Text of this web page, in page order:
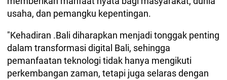
usaha, dan pemangku kepentingan.
"Kehadiran .Bali diharapkan menjadi tonggak penting
dalam transformasi digital Bali, sehingga
pemanfaatan teknologi tidak hanya mengikuti
perkembangan zaman, tetapi juga selaras dengan